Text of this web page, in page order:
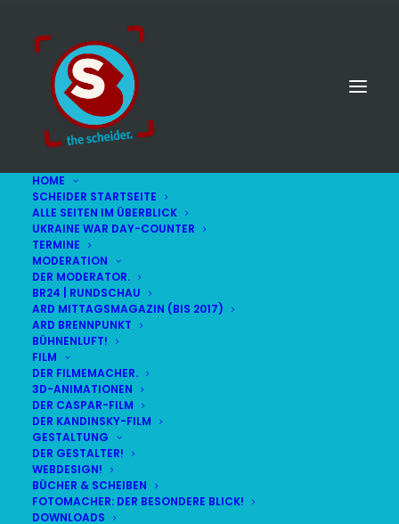
HOME
SCHEIDER STARTSEITE
ALLE SEITEN IM ÜBERBLICK
UKRAINE WAR DAY-COUNTER
TERMINE
MODERATION
DER MODERATOR.
BR24 | RUNDSCHAU
ARD MITTAGSMAGAZIN (BIS 2017)
ARD BRENNPUNKT
BÜHNENLUFT!
FILM
DER FILMEMACHER.
3D-ANIMATIONEN
DER CASPAR-FILM
DER KANDINSKY-FILM
GESTALTUNG
DER GESTALTER!
WEBDESIGN!
BÜCHER & SCHEIBEN
FOTOMACHER: DER BESONDERE BLICK!
DOWNLOADS
© STEFAN SCHEIDER
LIVE(alle Termine
DEMNÄCHST: